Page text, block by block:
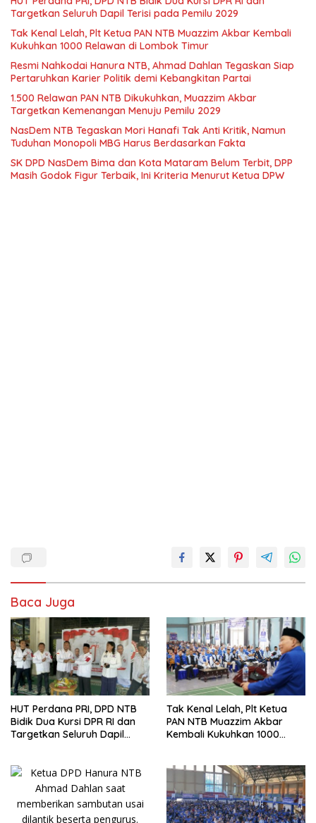
Targetkan Seluruh Dapil Terisi pada Pemilu 2029
Tak Kenal Lelah, Plt Ketua PAN NTB Muazzim Akbar Kembali
Kukuhkan 1000 Relawan di Lombok Timur
Resmi Nahkodai Hanura NTB, Ahmad Dahlan Tegaskan Siap
Pertaruhkan Karier Politik demi Kebangkitan Partai
1.500 Relawan PAN NTB Dikukuhkan, Muazzim Akbar
Targetkan Kemenangan Menuju Pemilu 2029
NasDem NTB Tegaskan Mori Hanafi Tak Anti Kritik, Namun
Tuduhan Monopoli MBG Harus Berdasarkan Fakta
SK DPD NasDem Bima dan Kota Mataram Belum Terbit, DPP
Masih Godok Figur Terbaik, Ini Kriteria Menurut Ketua DPW
Baca Juga
HUT Perdana PRI, DPD NTB
Bidik Dua Kursi DPR RI dan
Targetkan Seluruh Dapil
Tak Kenal Lelah, Plt Ketua
PAN NTB Muazzim Akbar
Kembali Kukuhkan 1000